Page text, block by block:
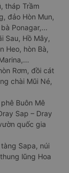
tháp Trầm
đảo Hòn Mun,
Ponagar,...
Sau, Hồ Mây,
Heo, hòn Bà,
Rơm, đồi cát
chài Mũi Né,
Buôn Mê
Sap – Dray
quốc gia
Sapa, núi
lũng Hoa